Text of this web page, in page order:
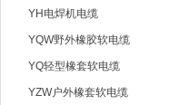
YH电焊机电缆
YQW野外橡胶软电缆
YQ轻型橡套软电缆
YZW户外橡套软电缆